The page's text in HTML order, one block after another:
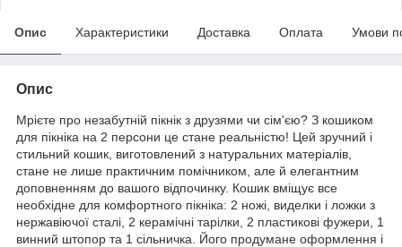
Опис Характеристики Доставка Оплата Умови
Опис
Мрієте про незабутній пікнік з друзями чи сім'єю? З кошиком
для пікніка на 2 персони це стане реальністю! Цей зручний і
стильний кошик, виготовлений з натуральних матеріалів,
стане не лише практичним помічником, але й елегантним
доповненням до вашого відпочинку. Кошик вміщує все
необхідне для комфортного пікніка: 2 ножі, виделки і ложки з
нержавіючої сталі, 2 керамічні тарілки, 2 пластикові фужери, 1
винний штопор та 1 сільничка. Його продумане оформлення і